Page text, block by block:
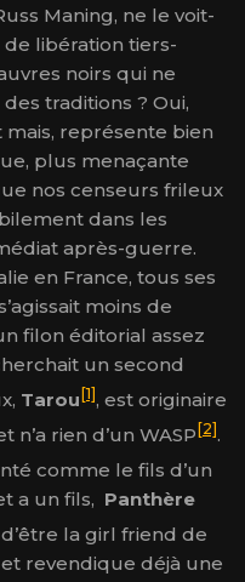
Maning, ne le voit-
libération tiers-
noirs qui ne
traditions ? Oui,
mais, représente bien
plus menaçante
nos censeurs frileux
dans les
après-guerre.
en France, tous ses
moins de
filon éditorial assez
un second
Tarou [1] , est originaire
n’a rien d’un WASP [2] .
comme le fils d’un
a un fils, Panthère
la girl friend de
revendique déjà une